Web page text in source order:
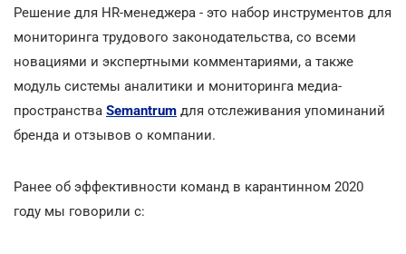
Решение для HR-менеджера - это набор инструментов для
мониторинга трудового законодательства, со всеми
новациями и экспертными комментариями, а также
модуль системы аналитики и мониторинга медиа-
пространства Semantrum для отслеживания упоминаний
бренда и отзывов о компании.
Ранее об эффективности команд в карантинном 2020
году мы говорили с: